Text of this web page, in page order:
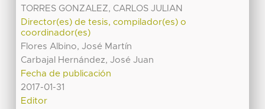
TORRES GONZALEZ, CARLOS JULIAN
Director(es) de tesis, compilador(es) o
coordinador(es)
Flores Albino, José Martín
Carbajal Hernández, José Juan
Fecha de publicación
2017-01-31
Editor